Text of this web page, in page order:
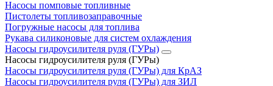
Насосы помповые топливные
Пистолеты топливозаправочные
Погружные насосы для топлива
Рукава силиконовые для систем охлаждения
Насосы гидроусилителя руля (ГУРы)
Насосы гидроусилителя руля (ГУРы)
Насосы гидроусилителя руля (ГУРы) для КрАЗ
Насосы гидроусилителя руля (ГУРы) для ЗИЛ